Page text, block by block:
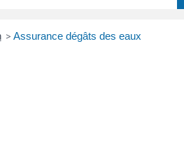
> Assurance dégâts des eaux